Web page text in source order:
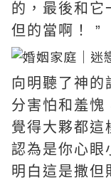
的，最後和它
但的當啊！ ”
向明聽了神的
分害怕和羞愧
覺得大夥都這
認為是你心眼
明白這是撒但